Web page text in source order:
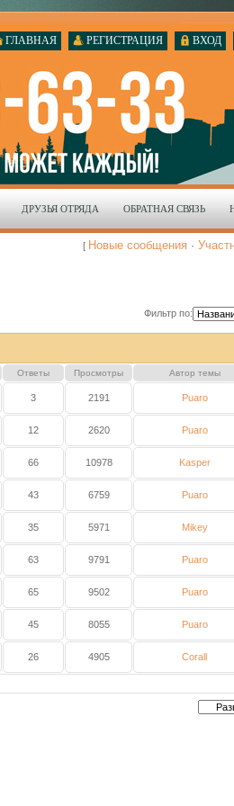
ВХОД
РЕГИСТРАЦИЯ
ГЛАВНАЯ
ДРУЗЬЯ ОТРЯДА ОБРАТНАЯ СВЯЗЬ
[ Новые сообщения ·
Фильтр по:
Ответы Просмотры Автор темы
3 2191 Puaro
12 2620 Puaro
66 10978 Kasper
43 6759 Puaro
35 5971 Mikey
63 9791 Puaro
65 9502 Puaro
45 8055 Puaro
26 4905 Corall